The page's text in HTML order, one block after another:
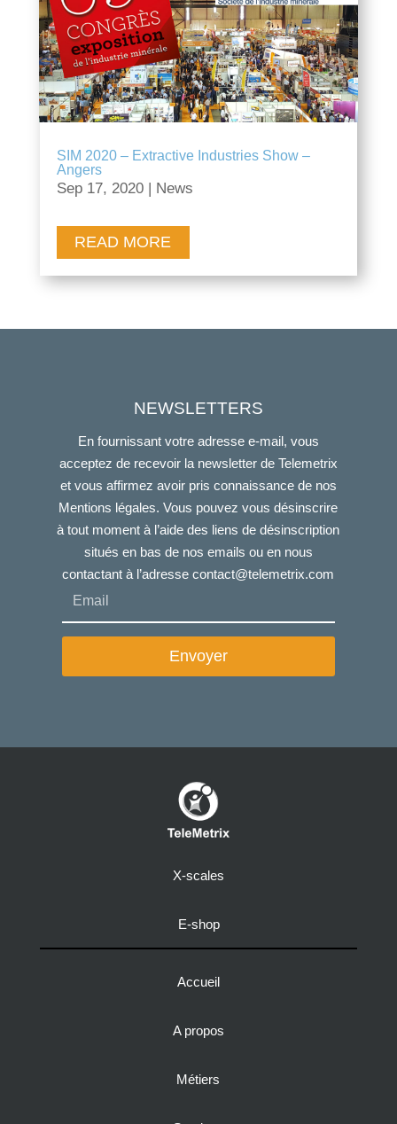
SIM 2020 – Extractive Industries Show –
Angers
Sep 17, 2020| News
READ MORE
NEWSLETTERS
En fournissant votre adresse e-mail, vous
acceptez de recevoir la newsletter de Telemetrix
et vous affirmez avoir pris connaissance de nos
Mentions légales. Vous pouvez vous désinscrire
à tout moment à l’aide des liens de désinscription
situés en bas de nos emails ou en nous
contactant à l’adressecontact@telemetrix.com
Envoyer
X-scales
E-shop
Accueil
A propos
Métiers